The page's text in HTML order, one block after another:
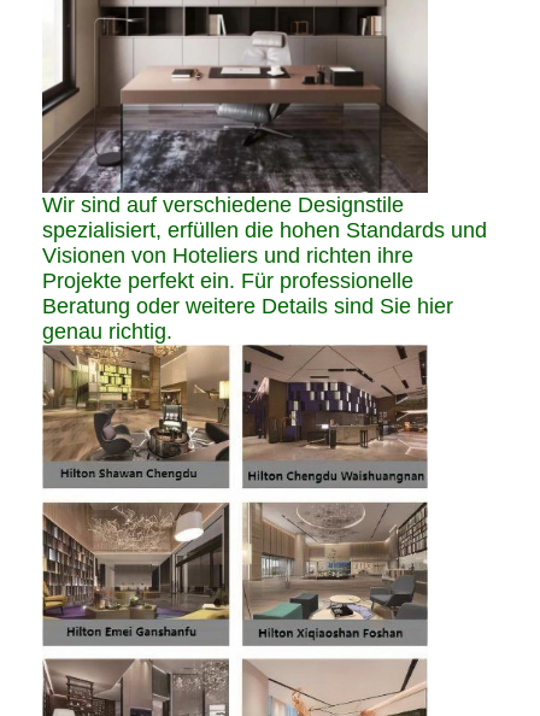
Wir sind auf verschiedene Designstile
spezialisiert, erfüllen die hohen Standards und
Visionen von Hoteliers und richten ihre
Projekte perfekt ein. Für professionelle
Beratung oder weitere Details sind Sie hier
genau richtig.